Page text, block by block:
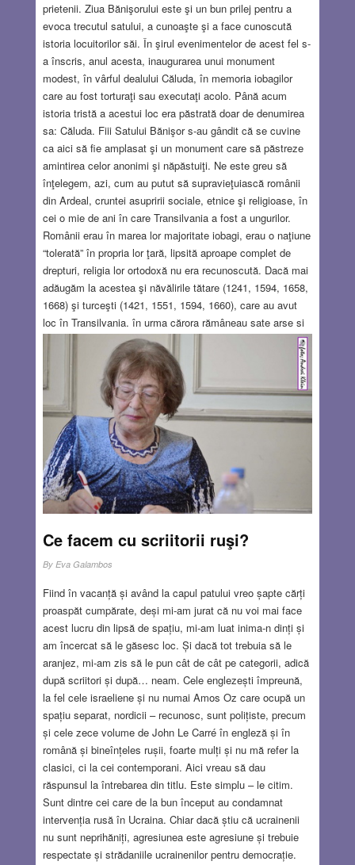
prietenii. Ziua Bănişorului este şi un bun prilej pentru a
evoca trecutul satului, a cunoaşte şi a face cunoscută
istoria locuitorilor săi. În şirul evenimentelor de acest fel s-
a înscris, anul acesta, inaugurarea unui monument
modest, în vârful dealului Căluda, în memoria iobagilor
care au fost torturaţi sau executaţi acolo. Până acum
istoria tristă a acestui loc era păstrată doar de denumirea
sa: Căluda. Fiii Satului Bănişor s-au gândit că se cuvine
ca aici să fie amplasat şi un monument care să păstreze
amintirea celor anonimi şi năpăstuiţi. Ne este greu să
înţelegem, azi, cum au putut să supravieţuiască românii
din Ardeal, cruntei asupririi sociale, etnice şi religioase, în
cei o mie de ani în care Transilvania a fost a ungurilor.
Românii erau în marea lor majoritate iobagi, erau o naţiune
“tolerată” în propria lor ţară, lipsită aproape complet de
drepturi, religia lor ortodoxă nu era recunoscută. Dacă mai
adăugăm la acestea şi năvălirile tătare (1241, 1594, 1658,
1668) şi turceşti (1421, 1551, 1594, 1660), care au avut
loc în Transilvania, în urma cărora rămâneau sate arse şi
câmpuri pârjolite, mii de morţi, femei batjocorite, iar
năvălitorii luau cu ei pe lângă robi, tot ce puteau duce
(animale, cereale, obiecte de preţ etc.), nu pot, într-adevăr,
înţelege cum au reuşit să supravieţuiască, în aceste
condiţii, strămoşii mei! Ei pot fi asemuiţi cu acei copaci
sau arbuşti crescuţi pe stâncă, în vârf de munte, care se
“încăpăţânează” să rămână pe loc în ciuda vânturilor
puternice care bat aproape continuu.
AUG 16, 2022
Ce facem cu scriitorii ruşi?
By Eva Galambos
Fiind în vacanță și având la capul patului vreo șapte cărți
proaspăt cumpărate, deși mi-am jurat că nu voi mai face
acest lucru din lipsă de spațiu, mi-am luat inima-n dinți și
am încercat să le găsesc loc. Și dacă tot trebuia să le
aranjez, mi-am zis să le pun cât de cât pe categorii, adică
după scriitori și după… neam. Cele englezești împreună,
la fel cele israeliene și nu numai Amos Oz care ocupă un
spațiu separat, nordicii – recunosc, sunt polițiste, precum
și cele zece volume de John Le Carré în engleză și în
română și bineînțeles rușii, foarte mulți și nu mă refer la
clasici, ci la cei contemporani. Aici vreau să dau
răspunsul la întrebarea din titlu. Este simplu – le citim.
Sunt dintre cei care de la bun început au condamnat
intervenția rusă în Ucraina. Chiar dacă știu că ucrainenii
nu sunt neprihăniți, agresiunea este agresiune și trebuie
respectate și strădaniile ucrainenilor pentru democrație.